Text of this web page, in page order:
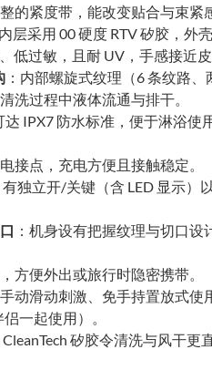
整的紧度带，能改变贴合与束
层采用 00 硬度 RTV 矽胶，外
低过敏，且耐 UV，手感接近
：内部螺旋式纹理（6 条纹路
洗过程中液体流通与排干。
达 IPX7 防水标准，便于淋浴
接点，充电方便且接触稳定。
有独立开/关键（含 LED 显示）
：机身设有把握纹理与切口
方便外出或旅行时隐密携带。
动滑动刺激、免手持置放式
一起使用）。
矽胶令清洗与风干更